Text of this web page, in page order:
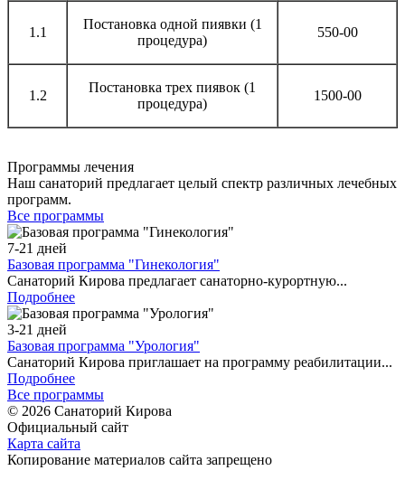
1.1
Постановка одной пиявки (1
процедура)
550-00
1.2
Постановка трех пиявок (1
процедура)
1500-00
Программы лечения
Наш санаторий предлагает целый спектр различных лечебных
программ.
Все программы
7-21 дней
Базовая программа "Гинекология"
Санаторий Кирова предлагает санаторно-курортную...
Подробнее
3-21 дней
Базовая программа "Урология"
Санаторий Кирова приглашает на программу реабилитации...
Подробнее
Все программы
© 2026 Санаторий Кирова
Официальный сайт
Карта сайта
Копирование материалов сайта запрещено